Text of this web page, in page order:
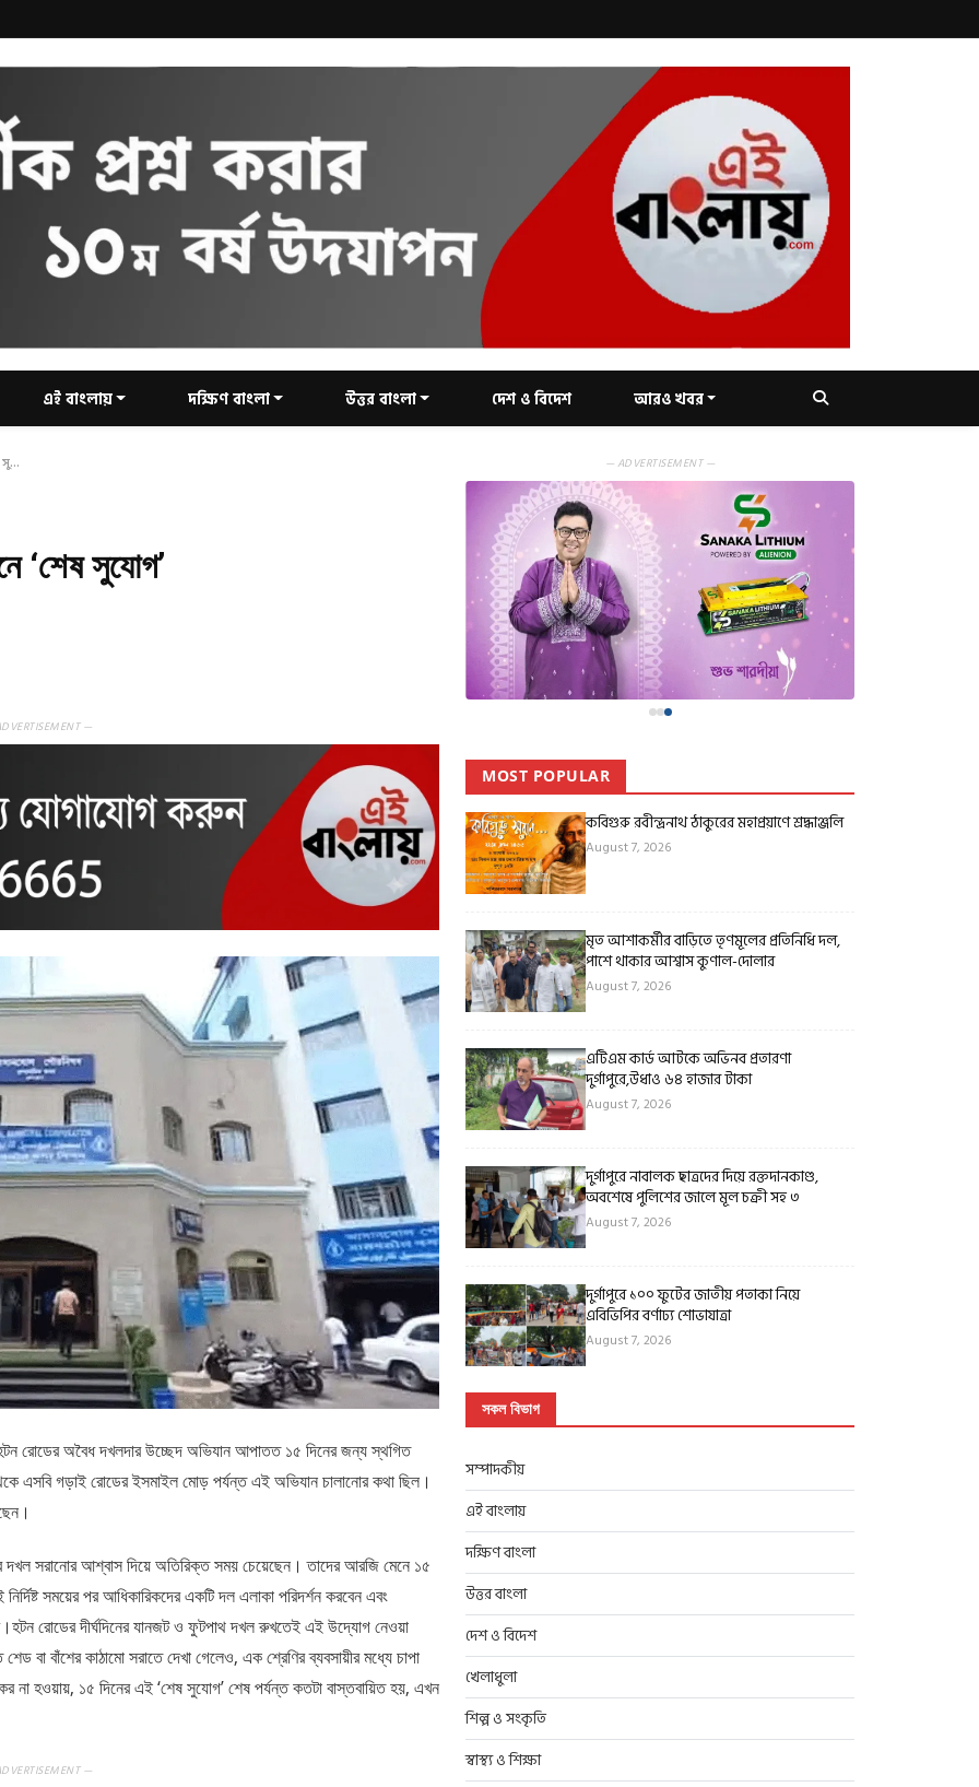
এই বাংলায় দক্ষিণ বাংলা উত্তর বাংলা দেশ ও বিদেশ আরও খবর
‘শেষ সুযোগ’
—
রোডের অবৈধ দখলদার উচ্ছেদ অভিযান আপাতত ১৫ দিনের জন্য স্থগিত
এসবি গড়াই রোডের ইসমাইল মোড় পর্যন্ত এই অভিযান চালানোর কথা ছিল।
দখল সরানোর আশ্বাস দিয়ে অতিরিক্ত সময় চেয়েছেন। তাদের আরজি মেনে ১৫
সময়ের পর আধিকারিকদের একটি দল এলাকা পরিদর্শন করবেন এবং
রোডের দীর্ঘদিনের যানজট ও ফুটপাথ দখল রুখতেই এই উদ্যোগ নেওয়া
বা বাঁশের কাঠামো সরাতে দেখা গেলেও, এক শ্রেণির ব্যবসায়ীর মধ্যে চাপা
হওয়ায়, ১৫ দিনের এই ‘শেষ সুযোগ’ শেষ পর্যন্ত কতটা বাস্তবায়িত হয়, এখন
—
— ADVERTISEMENT —
MOST POPULAR
কবিগুরু রবীন্দ্রনাথ ঠাকুরের মহাপ্রয়াণে শ্রদ্ধাঞ্জলি
August 7, 2026
মৃত আশাকর্মীর বাড়িতে তৃণমূলের প্রতিনিধি দল,
পাশে থাকার আশ্বাস কুণাল-দোলার
August 7, 2026
এটিএম কার্ড আটকে অভিনব প্রতারণা
দুর্গাপুরে,উধাও ৬৪ হাজার টাকা
August 7, 2026
দুর্গাপুরে নাবালক ছাত্রদের দিয়ে রক্তদানকাণ্ড,
অবশেষে পুলিশের জালে মূল চক্রী সহ ৩
August 7, 2026
দুর্গাপুরে ১০০ ফুটের জাতীয় পতাকা নিয়ে
এবিভিপির বর্ণাঢ্য শোভাযাত্রা
August 7, 2026
সকল বিভাগ
সম্পাদকীয়
এই বাংলায়
দক্ষিণ বাংলা
উত্তর বাংলা
দেশ ও বিদেশ
খেলাধুলা
শিল্প ও সংকৃতি
স্বাস্থ্য ও শিক্ষা